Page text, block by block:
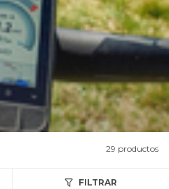
29 productos
FILTRAR